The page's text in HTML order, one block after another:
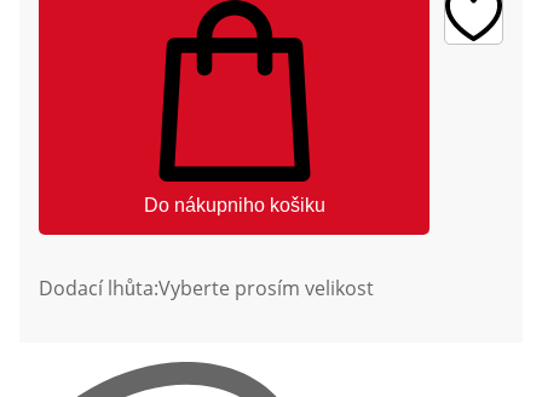
Do nákupniho košiku
Dodací lhůta:Vyberte prosím velikost